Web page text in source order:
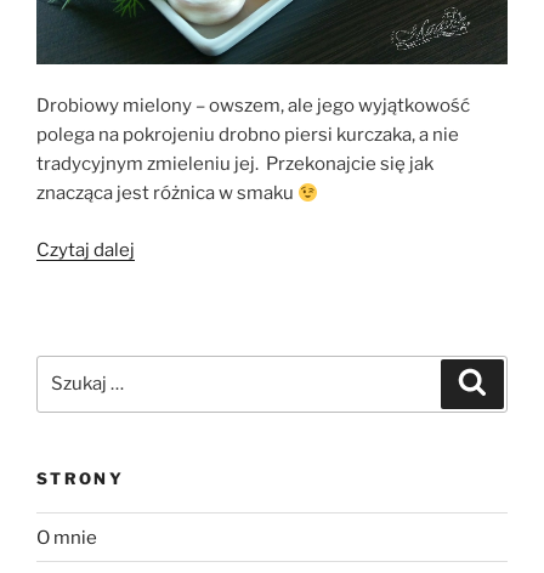
Drobiowy mielony – owszem, ale jego wyjątkowość
polega na pokrojeniu drobno piersi kurczaka, a nie
tradycyjnym zmieleniu jej. Przekonajcie się jak
znacząca jest różnica w smaku
Czytaj dalej
STRONY
O mnie